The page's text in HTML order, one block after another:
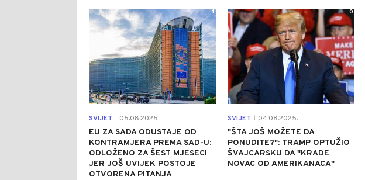
SVIJET 05.08.2025.
EU ZA SADA ODUSTAJE OD
KONTRAMJERA PREMA SAD-U:
ODLOŽENO ZA ŠEST MJESECI
JER JOŠ UVIJEK POSTOJE
OTVORENA PITANJA
1
SVIJET 04.08.2025.
"ŠTA JOŠ MOŽETE DA
PONUDITE?": TRAMP OPTUŽIO
ŠVAJCARSKU DA "KRADE
NOVAC OD AMERIKANACA"
0